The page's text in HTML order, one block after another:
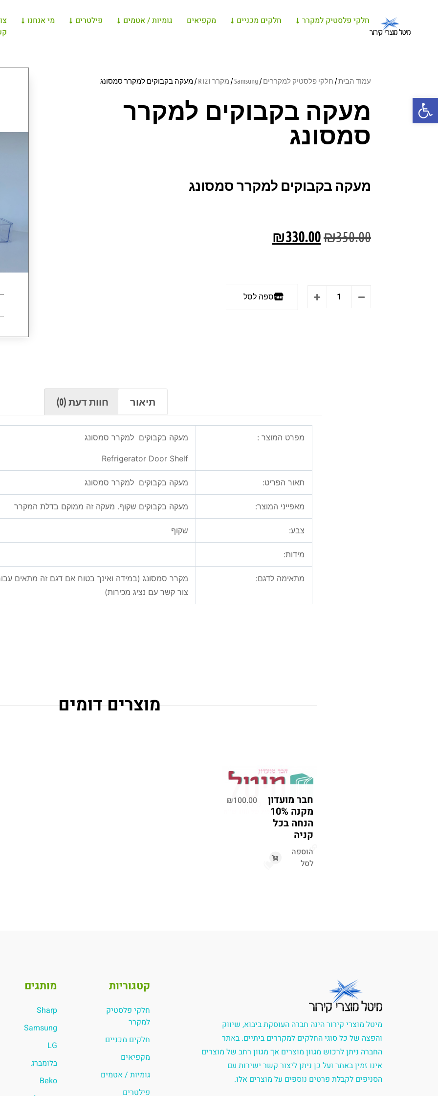
פתח סרגל נגישות
חלקי פלסטיק למקרר חלקים מכניים מקפיאים גומיות / אטמים פילטרים מי אנחנו
עמוד הבית/ חלקי פלסטיק למקררים/
Samsung
/ מקרר RT21 / מעקה בקבוקים למקרר סמסונג
מעקה בקבוקים למקרר
סמסונג
מעקה בקבוקים למקרר סמסונג
₪350.00
₪330.00
הוספה לסל
תיאור חוות דעת (0)
מפרט המוצר : מעקה בקבוקים למקרר סמסונג
Refrigerator Door Shelf
תאור הפריט: מעקה בקבוקים למקרר סמסונג
מאפייני המוצר: מעקה בקבוקים שקוף. מעקה זה ממוקם בדלת המקרר
צבע: שקוף
מידות:
מתאימה לדגם:
מקרר סמסונג (במידה ואינך בטוח אם דגם זה מתאים
צור קשר עם נציג מכירות)
מוצרים דומים
חבר מועדון
מקנה 10%
הנחה בכל
קניה
הוספה
לסל
₪100.00
מיטל מוצרי קירור הינה חברה העוסקת ביבוא, שיווק
והפצה של כל סוגי החלקים למקררים ביתיים. באתר
החברה ניתן לרכוש מגוון מוצרים אך מגוון רחב של מוצרים
אינו זמין באתר ועל כן ניתן ליצור קשר ישירות עם
הסניפים לקבלת פרטים נוספים על מוצרים אלו.
קטגוריות
חלקי פלסטיק
למקרר
חלקים מכניים
מקפיאים
גומיות / אטמים
פילטרים
מותגים
Sharp
Samsung
LG
בלומברג
Beko